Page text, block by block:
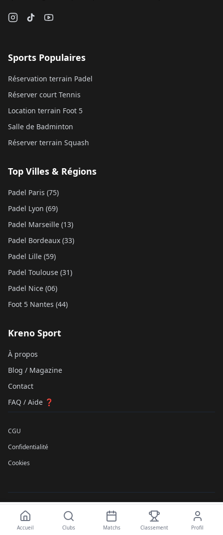
À partir de
N/A Réserver
Sports Populaires
Réservation terrain Padel
Réserver court Tennis
Location terrain Foot 5
Salle de Badminton
Réserver terrain Squash
Top Villes & Régions
Padel Paris (75)
Padel Lyon (69)
Padel Marseille (13)
Padel Bordeaux (33)
Padel Lille (59)
Padel Toulouse (31)
Padel Nice (06)
Foot 5 Nantes (44)
Kreno Sport
À propos
Blog / Magazine
Contact
FAQ / Aide ❓
CGU
Confidentialité
Cookies
2026Kreno Sport SAS. Tous droits réservés.
Accueil Clubs Matchs Classement Profil